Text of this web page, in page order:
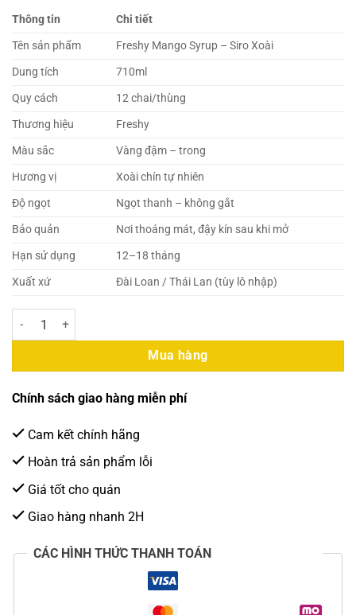
Thông tin
Chi tiết
Tên sản phẩm
Freshy Mango Syrup – Siro Xoài
Dung tích
710ml
Quy cách
12 chai/thùng
Thương hiệu
Freshy
Màu sắc
Vàng đậm – trong
Hương vị
Xoài chín tự nhiên
Độ ngọt
Ngọt thanh – không gắt
Bảo quản
Nơi thoáng mát, đậy kín sau khi mở
Hạn sử dụng
12–18 tháng
Xuất xứ
Đài Loan / Thái Lan (tùy lô nhập)
Freshy Mango Syrup Xoài 710ml – Siro Xoài số lượng
Mua hàng
Chính sách giao hàng miễn phí
Cam kết chính hãng
Hoàn trả sản phẩm lỗi
Giá tốt cho quán
Giao hàng nhanh 2H
CÁC HÌNH THỨC THANH TOÁN